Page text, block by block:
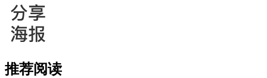
推荐阅读